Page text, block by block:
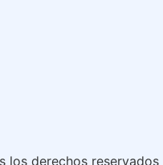
los derechos reservados